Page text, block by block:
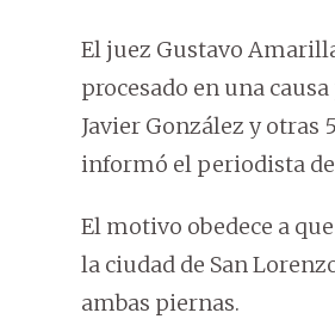
El juez Gustavo
procesado en una
Javier González y otras
informó el periodista
El motivo obedece a
la ciudad de San
ambas piernas.